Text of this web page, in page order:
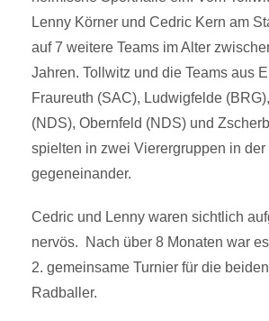
Lenny Körner und Cedric Kern am
auf 7 weitere Teams im Alter
Jahren. Tollwitz und die Teams aus
Fraureuth (SAC), Ludwigfelde
(NDS), Obernfeld (NDS) und
spielten in zwei Vierergruppen in der
gegeneinander.
Cedric und Lenny waren sichtlich
nervös. Nach über 8 Monaten war
2. gemeinsame Turnier für die
Radballer.